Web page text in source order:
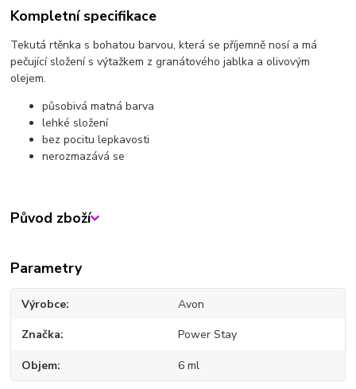
Kompletní specifikace
Tekutá rtěnka s bohatou barvou, která se příjemně nosí a má
pečující složení s výtažkem z granátového jablka a olivovým
olejem.
působivá matná barva
lehké složení
bez pocitu lepkavosti
nerozmazává se
Původ zboží
Parametry
Výrobce Avon
Značka Power Stay
Objem 6 ml